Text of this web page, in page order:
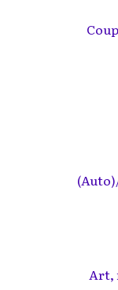
Art,